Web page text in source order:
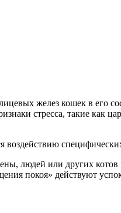
желез кошек в его
стресса, такие как
воздействию
людей или других
покоя» действуют